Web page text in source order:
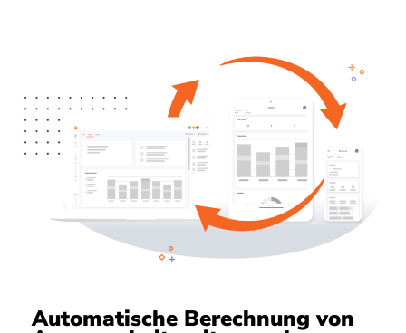
Automatische Berechnung von